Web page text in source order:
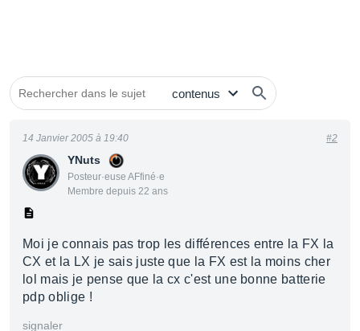
YNuts
Posteur·euse AFfiné·e
Membre depuis 22 ans
14 Janvier 2005 à 19:40 #2
Moi je connais pas trop les différences entre la FX la
CX et la LX je sais juste que la FX est la moins cher
lol mais je pense que la cx c'est une bonne batterie
pdp oblige !
signaler